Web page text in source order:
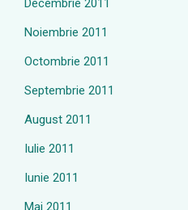
Decembrie 2011
Noiembrie 2011
Octombrie 2011
Septembrie 2011
August 2011
Iulie 2011
Iunie 2011
Mai 2011